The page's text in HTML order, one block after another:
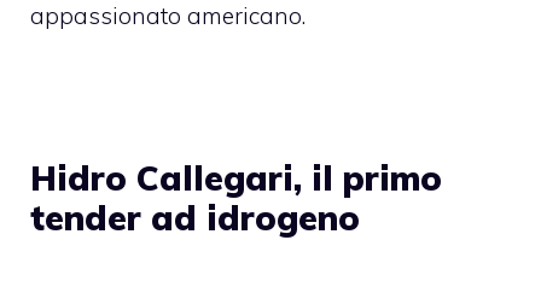
appassionato americano.
Hidro Callegari, il primo
tender ad idrogeno